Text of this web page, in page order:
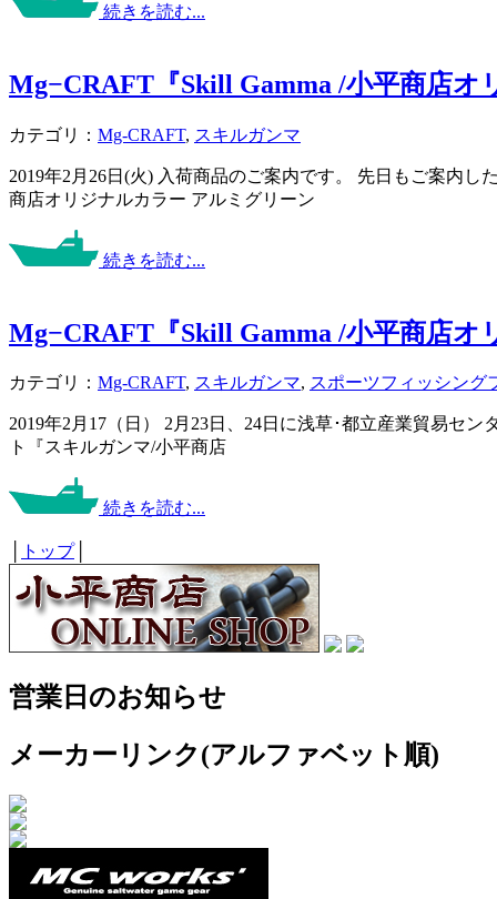
続きを読む...
Mg−CRAFT『Skill Gamma /小平商店オ
カテゴリ： Mg-CRAFT, スキルガンマ
2019年2月26日(火) 入荷商品のご案内です。 先日もご案内
商店オリジナルカラー アルミグリーン
続きを読む...
Mg−CRAFT『Skill Gamma /小平商店オ
カテゴリ： Mg-CRAFT, スキルガンマ, スポーツフィッシング
2019年2月17（日） 2月23日、24日に浅草･都立産業貿易セ
ト『スキルガンマ/小平商店
続きを読む...
トップ│
営業日のお知らせ
メーカーリンク(アルファベット順)